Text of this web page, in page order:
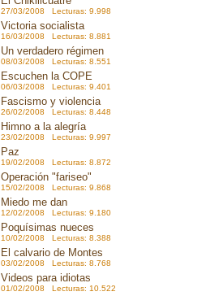
27/03/2008 Lecturas: 9.998
Victoria socialista
16/03/2008 Lecturas: 8.881
Un verdadero régimen
08/03/2008 Lecturas: 8.551
Escuchen la COPE
06/03/2008 Lecturas: 9.401
Fascismo y violencia
26/02/2008 Lecturas: 8.448
Himno a la alegría
23/02/2008 Lecturas: 9.997
Paz
19/02/2008 Lecturas: 8.872
Operación "fariseo"
15/02/2008 Lecturas: 9.868
Miedo me dan
12/02/2008 Lecturas: 9.180
Poquísimas nueces
10/02/2008 Lecturas: 8.388
El calvario de Montes
03/02/2008 Lecturas: 8.768
Videos para idiotas
01/02/2008 Lecturas: 10.522